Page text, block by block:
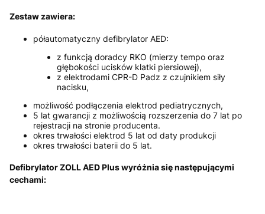
Zestaw zawiera:
półautomatyczny defibrylator AED:
z funkcją doradcy RKO (mierzy tempo oraz
głębokości ucisków klatki piersiowej),
z elektrodami CPR-D Padz z czujnikiem siły
nacisku,
możliwość podłączenia elektrod pediatrycznych,
5 lat gwarancji z możliwością rozszerzenia do 7 lat po
rejestracji na stronie producenta.
okres trwałości elektrod 5 lat od daty produkcji
okres trwałości baterii do 5 lat.
Defibrylator ZOLL AED Plus wyróżnia się następującymi
cechami: